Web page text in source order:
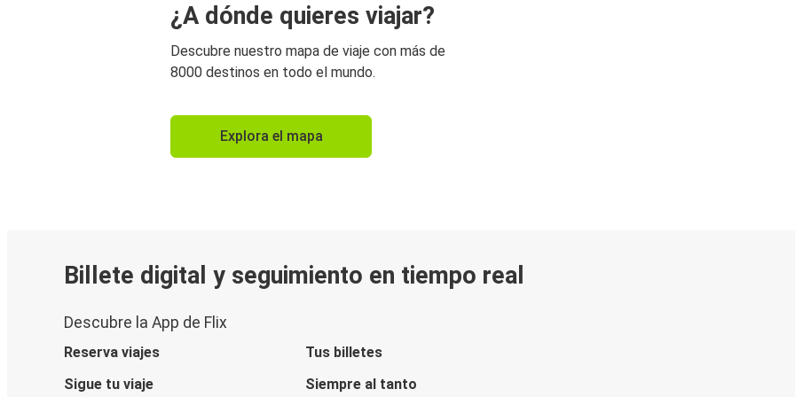
¿A dónde quieres viajar?
Descubre nuestro mapa de viaje con más de
8000 destinos en todo el mundo.
Explora el mapa
Billete digital y seguimiento en tiempo real
Descubre la App de Flix
Reserva viajes
Tus billetes
Sigue tu viaje
Siempre al tanto